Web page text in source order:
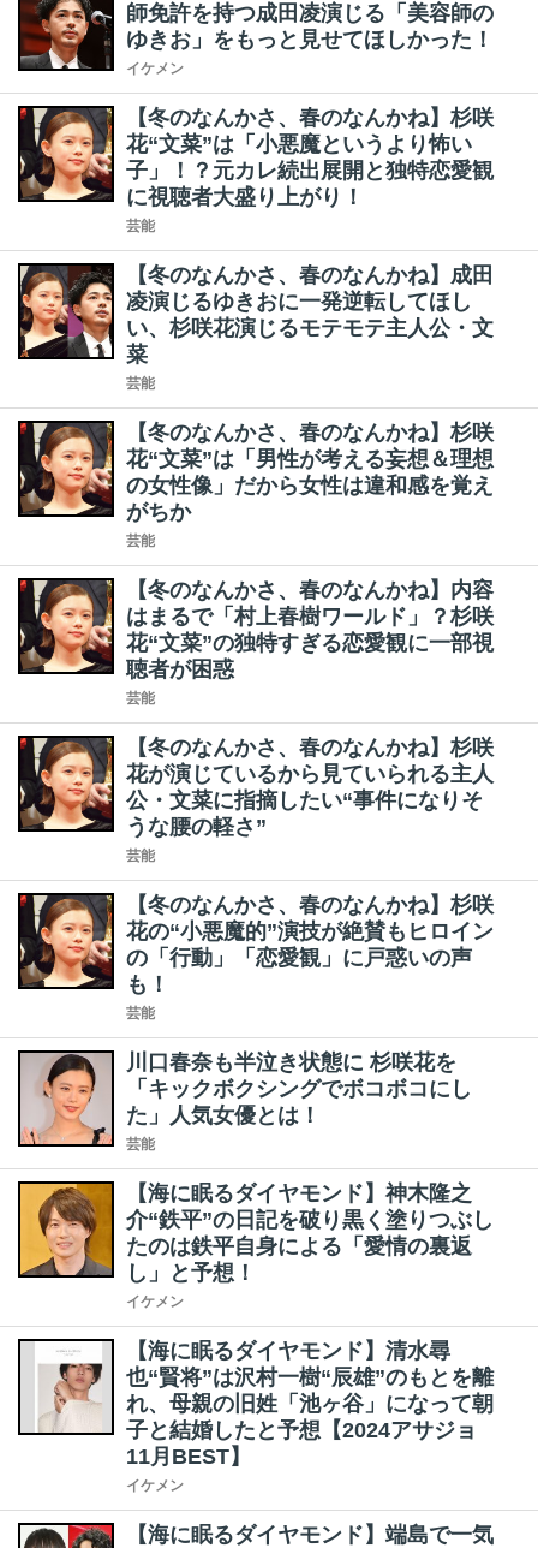
師免許を持つ成田凌演じる「美容師の
ゆきお」をもっと見せてほしかった！
イケメン
【冬のなんかさ、春のなんかね】杉咲
花“文菜”は「小悪魔というより怖い
子」！？元カレ続出展開と独特恋愛観
に視聴者大盛り上がり！
芸能
【冬のなんかさ、春のなんかね】成田
凌演じるゆきおに一発逆転してほし
い、杉咲花演じるモテモテ主人公・文
菜
芸能
【冬のなんかさ、春のなんかね】杉咲
花“文菜”は「男性が考える妄想＆理想
の女性像」だから女性は違和感を覚え
がちか
芸能
【冬のなんかさ、春のなんかね】内容
はまるで「村上春樹ワールド」？杉咲
花“文菜”の独特すぎる恋愛観に一部視
聴者が困惑
芸能
【冬のなんかさ、春のなんかね】杉咲
花が演じているから見ていられる主人
公・文菜に指摘したい“事件になりそ
うな腰の軽さ”
芸能
【冬のなんかさ、春のなんかね】杉咲
花の“小悪魔的”演技が絶賛もヒロイン
の「行動」「恋愛観」に戸惑いの声
も！
芸能
川口春奈も半泣き状態に 杉咲花を
「キックボクシングでボコボコにし
た」人気女優とは！
芸能
【海に眠るダイヤモンド】神木隆之
介“鉄平”の日記を破り黒く塗りつぶし
たのは鉄平自身による「愛情の裏返
し」と予想！
イケメン
【海に眠るダイヤモンド】清水尋
也“賢将”は沢村一樹“辰雄”のもとを離
れ、母親の旧姓「池ヶ谷」になって朝
子と結婚したと予想【2024アサジョ
11月BEST】
イケメン
【海に眠るダイヤモンド】端島で一気